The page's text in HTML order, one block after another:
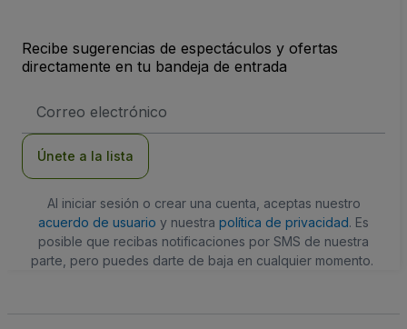
Recibe sugerencias de espectáculos y ofertas
directamente en tu bandeja de entrada
de
Únete a la lista
Al iniciar sesión o crear una cuenta, aceptas nuestro
acuerdo de usuario y nuestra política de privacidad. Es
posible que recibas notificaciones por SMS de nuestra
parte, pero puedes darte de baja en cualquier momento.